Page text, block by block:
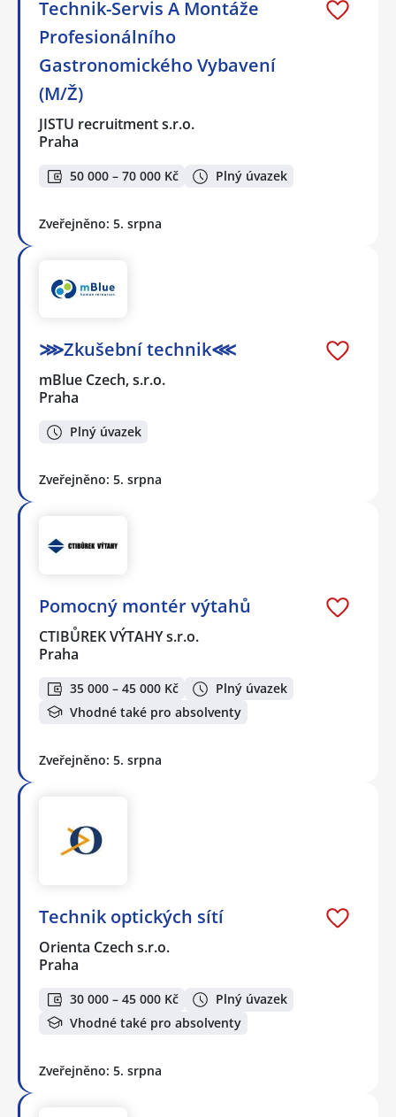
Technik-Servis A Montáže
Profesionálního
Gastronomického Vybavení
(M/Ž)
JISTU recruitment s.r.o.
Praha
50 000 – 70 000 Kč Plný úvazek
Zveřejněno: 5. srpna
⋙Zkušební technik⋘
mBlue Czech, s.r.o.
Praha
Plný úvazek
Zveřejněno: 5. srpna
Pomocný montér výtahů
CTIBŮREK VÝTAHY s.r.o.
Praha
35 000 – 45 000 Kč
Plný úvazek
Vhodné také pro absolventy
Zveřejněno: 5. srpna
Technik optických sítí
Orienta Czech s.r.o.
Praha
30 000 – 45 000 Kč
Plný úvazek
Vhodné také pro absolventy
Zveřejněno: 5. srpna